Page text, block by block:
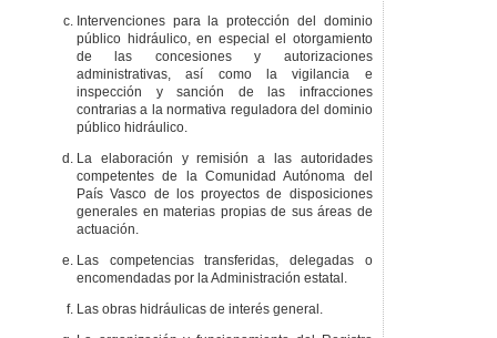
Intervenciones para la protección del dominio
público hidráulico, en especial el otorgamiento
de las concesiones y autorizaciones
administrativas, así como la vigilancia e
inspección y sanción de las infracciones
contrarias a la normativa reguladora del dominio
público hidráulico.
La elaboración y remisión a las autoridades
competentes de la Comunidad Autónoma del
País Vasco de los proyectos de disposiciones
generales en materias propias de sus áreas de
actuación.
Las competencias transferidas, delegadas o
encomendadas por la Administración estatal.
Las obras hidráulicas de interés general.